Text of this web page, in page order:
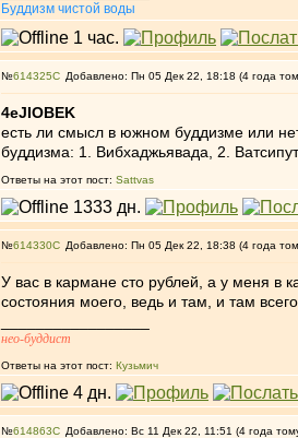
Буддизм чистой воды
№614325 Добавлено: Пн 05 Дек 22, 18:18 (4 года
4eJIOBEK
есть ли смысл в южном буддизме или
буддизма: 1. Вибхаджьявада, 2.
Ответы на этот пост: Sattvas
№614330 Добавлено: Пн 05 Дек 22, 18:38 (4 года
У вас в кармане сто рублей, а у меня в
состояния моего, ведь и там, и там
нео-буддист
Ответы на этот пост: Кузьмич
№614863 Добавлено: Вс 11 Дек 22, 11:51 (4 года